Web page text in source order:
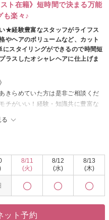
ト在籍》短時間で決まる万能
も楽々♪
★経験豊富なスタッフがライフス
やヘアのボリュームなど、カット
スタイリングができるので時間短
ラスしたオシャレヘアに仕上げま
きらめていた方は是非ご相談くだ
チがいい！経験・知識共に豊富な
もダメージさせないように薬剤を
カットに旬カラーでセンス溢れる
る上品でかわいいstyleへ
るお悩みはご相談ください◎ぱき
最上級の指通り滑らかに♪
8/11
(火)
8/12
(水)
8/13
(木)
ット予約